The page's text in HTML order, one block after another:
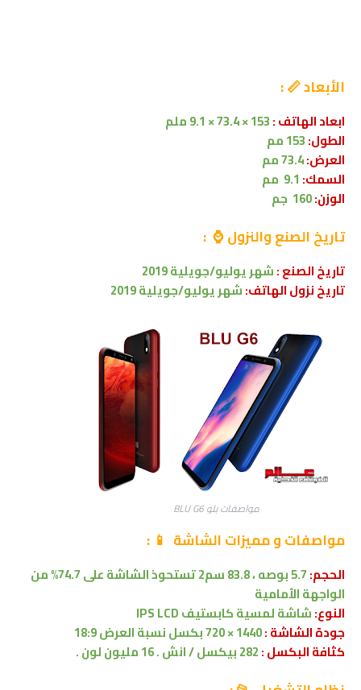
الأبعاد 📏 :
ابعاد الهاتف :153 × 73.4 × 9.1 ملم
الطول:153مم
العرض:
السمك: 9.1 مم
الوزن:160 جم
تاريخ الصنع والنزول ⌚ :
تاريخ الصنع :شهر يوليو/جويلية 2019
تاريخ نزول الهاتف:شهر يوليو/جويلية 2019
مواصفات بلو BLU G6
مواصفاتو مميزات الشاشة 📱
:
الحجم:
5.7 بوصه ، 83.8 سم2 تستحوذ الشاشة على 74.7% من
الواجهة الأمامية
النوع:شاشة لمسية كابستيف IPS LCD
جودة الشاشة :1440 × 720 بكسل
نسبة العرض 18:9
كثافة البكسل :282 بيكسل / انش . 16 مليون لون .